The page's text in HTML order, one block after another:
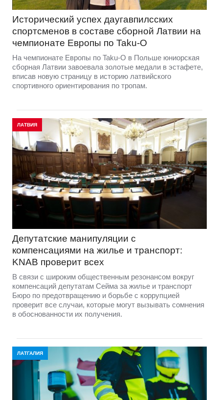
Исторический успех даугавпилсских
спортсменов в составе сборной Латвии на
чемпионате Европы по Taku-O
На чемпионате Европы по Taku-O в Польше юниорская
сборная Латвии завоевала золотые медали в эстафете,
вписав новую страницу в историю латвийского
спортивного ориентирования по тропам.
ЛАТВИЯ
Депутатские манипуляции с
компенсациями на жилье и транспорт:
KNAB проверит всех
В связи с широким общественным резонансом вокруг
компенсаций депутатам Сейма за жилье и транспорт
Бюро по предотвращению и борьбе с коррупцией
проверит все случаи, которые могут вызывать сомнения
в обоснованности их получения.
ЛАТГАЛИЯ